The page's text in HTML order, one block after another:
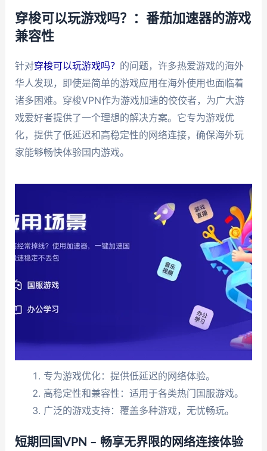
穿梭可以玩游戏吗？：番茄加速器的游戏
兼容性
针对穿梭可以玩游戏吗？ 的问题，许多热爱游戏的海外
华人发现，即使是简单的游戏应用在海外使用也面临着
诸多困难。穿梭VPN作为游戏加速的佼佼者，为广大游
戏爱好者提供了一个理想的解决方案。它专为游戏优
化，提供了低延迟和高稳定性的网络连接，确保海外玩
家能够畅快体验国内游戏。
专为游戏优化：提供低延迟的网络体验。
高稳定性和兼容性：适用于各类热门国服游戏。
广泛的游戏支持：覆盖多种游戏，无忧畅玩。
短期回国VPN – 畅享无界限的网络连接体验